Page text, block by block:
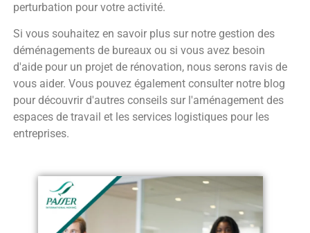
perturbation pour votre activité.
Si vous souhaitez en savoir plus sur notre gestion des
déménagements de bureaux ou si vous avez besoin
d'aide pour un projet de rénovation, nous serons ravis de
vous aider. Vous pouvez également consulter notre blog
pour découvrir d'autres conseils sur l'aménagement des
espaces de travail et les services logistiques pour les
entreprises.